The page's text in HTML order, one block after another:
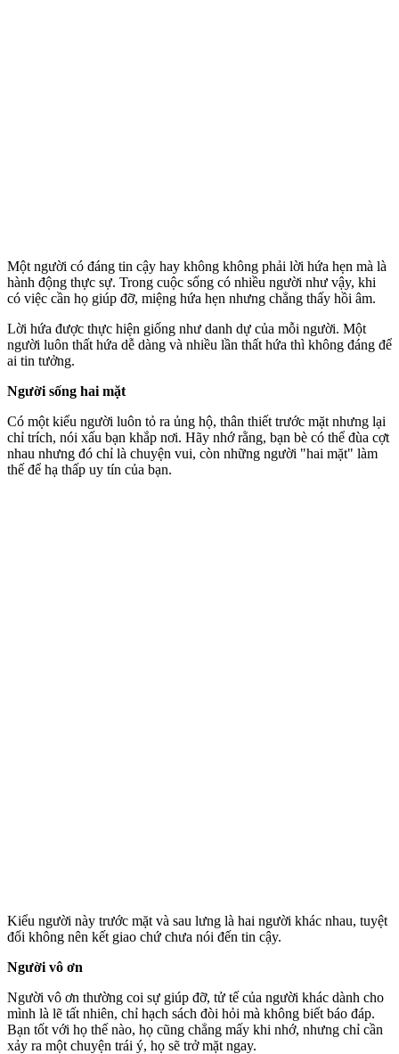
Một người có đáng tin cậy hay không không phải lời hứa hẹn mà là
hành động thực sự. Trong cuộc sống có nhiều người như vậy, khi
có việc cần họ giúp đỡ, miệng hứa hẹn nhưng chẳng thấy hồi âm.
Lời hứa được thực hiện giống như danh dự của mỗi người. Một
người luôn thất hứa dễ dàng và nhiều lần thất hứa thì không đáng để
ai tin tưởng.
Người sống hai mặt
Có một kiểu người luôn tỏ ra ủng hộ, thân thiết trước mặt nhưng lại
chỉ trích, nói xấu bạn khắp nơi. Hãy nhớ rằng, bạn bè có thể đùa cợt
nhau nhưng đó chỉ là chuyện vui, còn những người "hai mặt" làm
thế để hạ thấp uy tín của bạn.
Kiểu người này trước mặt và sau lưng là hai người khác nhau, tuyệt
đối không nên kết giao chứ chưa nói đến tin cậy.
Người vô ơn
Người vô ơn thường coi sự giúp đỡ, tử tế của người khác dành cho
mình là lẽ tất nhiên, chỉ hạch sách đòi hỏi mà không biết báo đáp.
Bạn tốt với họ thế nào, họ cũng chẳng mấy khi nhớ, nhưng chỉ cần
xảy ra một chuyện trái ý, họ sẽ trở mặt ngay.